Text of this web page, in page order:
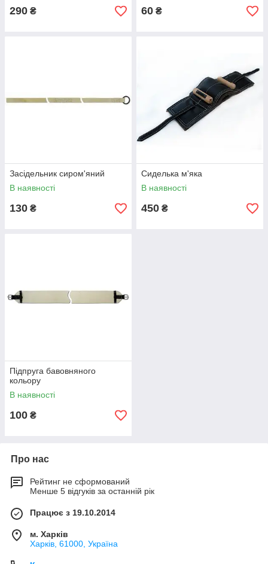
290 ₴ 60 ₴
Засідельник сиром'яний
В наявності
130 ₴
Сиделька м'яка
В наявності
450 ₴
Підпруга бавовняного
кольору
В наявності
100 ₴
Про нас
Рейтинг не сформований
Менше 5 відгуків за останній рік
Працює з 19.10.2014
м. Харків
Харків, 61000, Україна